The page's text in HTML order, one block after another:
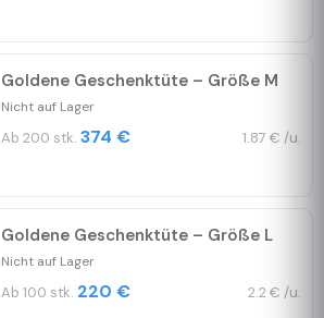
Goldene Geschenktüte – Größe M
Nicht auf Lager
Ab 200 stk. 374 € 1.87 € /u.
Goldene Geschenktüte – Größe L
Nicht auf Lager
Ab 100 stk. 220 € 2.2 € /u.